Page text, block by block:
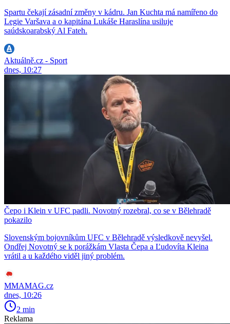
Spartu čekají zásadní změny v kádru. Jan Kuchta má namířeno do
Legie Varšava a o kapitána Lukáše Haraslína usiluje
saúdskoarabský Al Fateh.
Aktuálně.cz - Sport
dnes, 10:27
Čepo i Klein v UFC padli. Novotný rozebral, co se v Bělehradě
pokazilo
Slovenským bojovníkům UFC v Bělehradě výsledkově nevyšel.
Ondřej Novotný se k porážkám Vlasta Čepa a Ľudovíta Kleina
vrátil a u každého viděl jiný problém.
MMAMAG.cz
dnes, 10:26
2 min
Reklama